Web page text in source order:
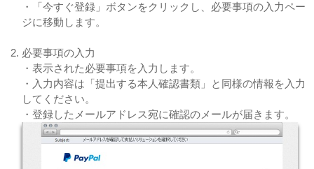
・「今すぐ登録」ボタンをクリックし、必要事項の入力ペー
ジに移動します。
必要事項の入力
・表示された必要事項を入力します。
・入力内容は「提出する本人確認書類」と同様の情報を入力
してください。
・登録したメールアドレス宛に確認のメールが届きます。